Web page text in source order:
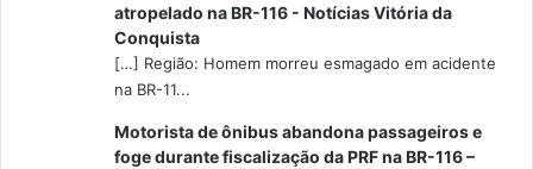
atropelado na BR-116 - Notícias Vitória da
Conquista
[…] Região: Homem morreu esmagado em acidente
na BR-11...
Motorista de ônibus abandona passageiros e
foge durante fiscalização da PRF na BR-116 –